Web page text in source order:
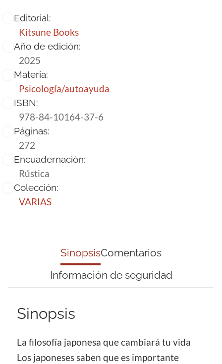
Editorial:
Kitsune Books
Año de edición:
2025
Materia:
Psicología/autoayuda
ISBN:
978-84-10164-37-6
Páginas:
272
Encuadernación:
Rústica
Colección:
VARIAS
SinopsisComentarios
Información de seguridad
Sinopsis
La filosofía japonesa que cambiará tu vida
Los japoneses saben que es importante